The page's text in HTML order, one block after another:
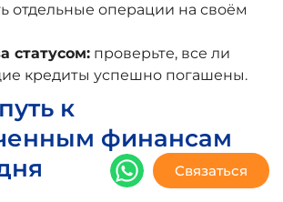
отдельные операции на своём
статусом: проверьте, все ли
кредиты успешно погашены.
к
финансам
Связаться